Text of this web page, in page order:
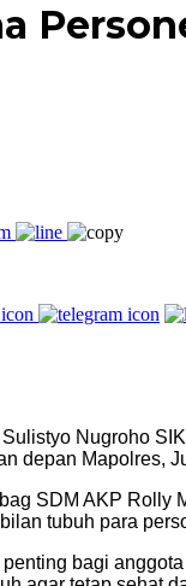
Nugroho
depan Mapolres,
SDM AKP
tubuh para
bagi